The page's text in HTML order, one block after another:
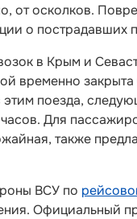
от осколков.
о пострадавших
в Крым и
временно
поезда,
Для
также
ВСУ по
Официальный